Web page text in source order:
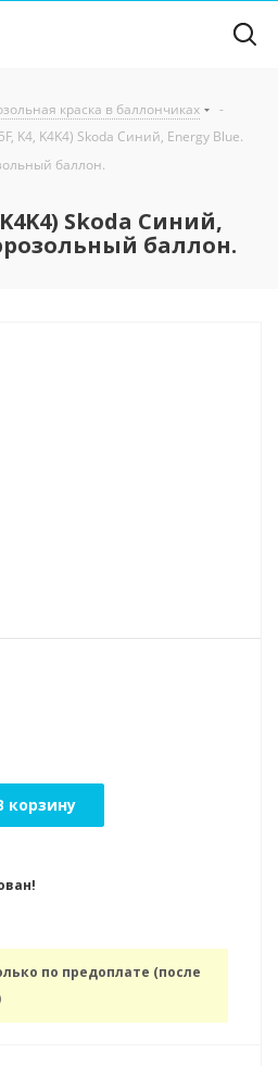
краска в баллончиках
-
K4, K4K4) Skoda Синий, Energy Blue.
баллон.
K4K4) Skoda Синий,
баллон.
корзину
по предоплате (после